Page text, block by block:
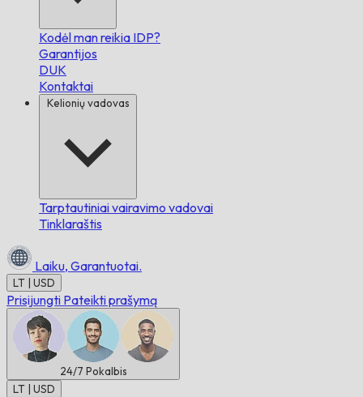
Kodėl man reikia IDP?
Garantijos
DUK
Kontaktai
Kelionių vadovas
Tarptautiniai vairavimo vadovai
Tinklaraštis
Laiku, Garantuotai.
LT | USD
Prisijungti Pateikti prašymą
24/7 Pokalbis
LT | USD